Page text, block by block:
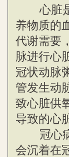
心脏是
养物质的
代谢需要
脉进行心
冠状动脉
管发生动
致心脏供
导致的心
冠心病
会沉着在